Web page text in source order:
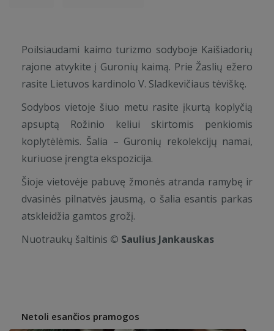
Poilsiaudami kaimo turizmo sodyboje Kaišiadorių
rajone atvykite į Guronių kaimą. Prie Žaslių ežero
rasite Lietuvos kardinolo V. Sladkevičiaus tėviškę.
Sodybos vietoje šiuo metu rasite įkurtą koplyčią
apsuptą Rožinio keliui skirtomis penkiomis
koplytėlėmis. Šalia – Guronių rekolekcijų namai,
kuriuose įrengta ekspozicija.
Šioje vietovėje pabuvę žmonės atranda ramybę ir
dvasinės pilnatvės jausmą, o šalia esantis parkas
atskleidžia gamtos grožį.
Nuotraukų šaltinis © Saulius Jankauskas
Netoli esančios pramogos